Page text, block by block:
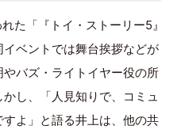
た「『トイ・ストーリー5』
ベントでは舞台挨拶などが
バズ・ライトイヤー役の所
し、「人見知りで、コミュ
よ」と語る井上は、他の共